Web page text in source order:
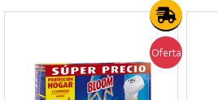
Oferta